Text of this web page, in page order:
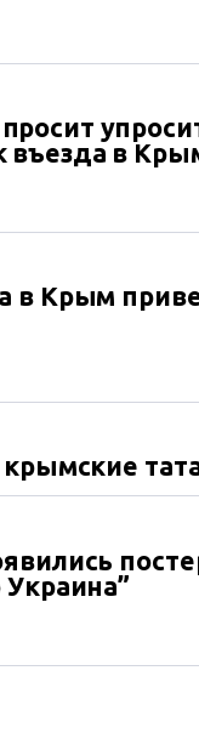
въезда в
в Крым